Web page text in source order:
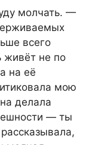
молчать. —
всего
живёт не по
на её
мою
делала
— ты